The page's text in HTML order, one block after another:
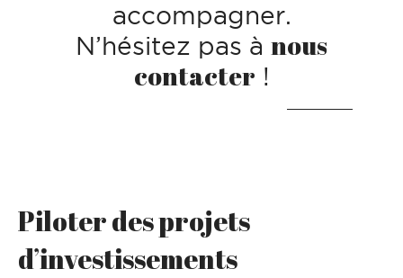
accompagner.
N’hésitez pas à nous
contacter !
Piloter des projets
d’investissements